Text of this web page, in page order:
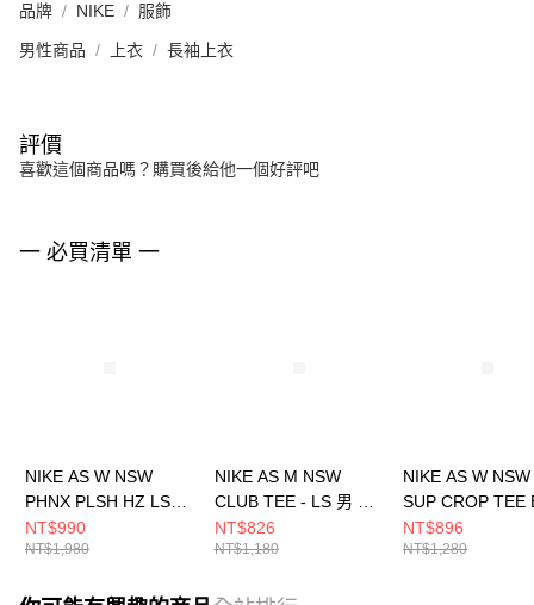
品牌 NIKE 服飾
男性商品 上衣 長袖上衣
評價
喜歡這個商品嗎？購買後給他一個好評吧
一 必買清單 一
NIKE AS W NSW
PHNX PLSH HZ LS
TOP 女 長袖上衣
FV8029104
NT$990
NT$1,980
NIKE AS M NSW
CLUB TEE - LS 男 長
袖上衣 AR5194100
NT$826
NT$1,180
NIKE AS W
SUP CROP TEE
女 長袖上衣
HV5006010
NT$896
NT$1,280